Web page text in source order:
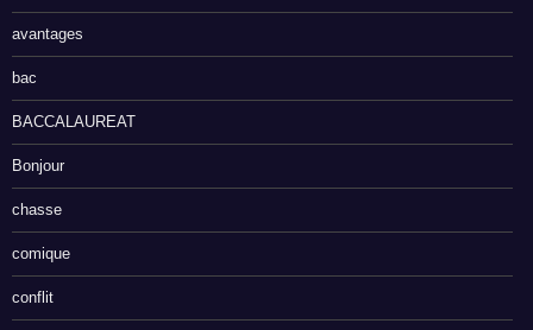
avantages
bac
BACCALAUREAT
Bonjour
chasse
comique
conflit